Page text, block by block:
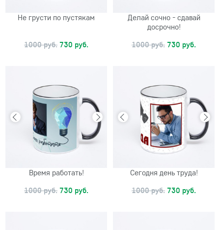
Не грусти по пустякам
1000 руб. 730 руб.
Делай сочно - сдавай
досрочно!
1000 руб. 730 руб.
Время работать!
1000 руб. 730 руб.
Сегодня день труда!
1000 руб. 730 руб.